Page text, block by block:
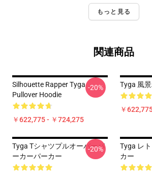
もっと見る
関連商品
Silhouette Rapper Tyga
Pullover Hoodie
￥622,775 - ￥724,275
-20% Tyga 風
￥
Tyga Tシャツプルオーバーパ
ーカーパーカー
-20%
Tyga レ
カー